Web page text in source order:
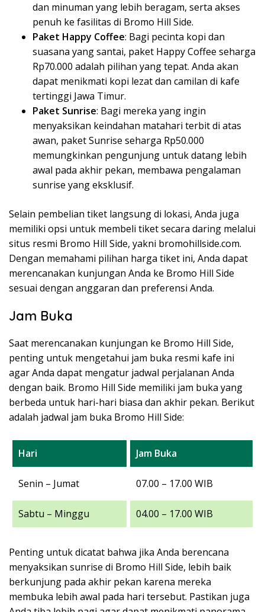
dan minuman yang lebih beragam, serta akses
penuh ke fasilitas di Bromo Hill Side.
Paket Happy Coffee: Bagi pecinta kopi dan
suasana yang santai, paket Happy Coffee seharga
Rp70.000 adalah pilihan yang tepat. Anda akan
dapat menikmati kopi lezat dan camilan di kafe
tertinggi Jawa Timur.
Paket Sunrise: Bagi mereka yang ingin
menyaksikan keindahan matahari terbit di atas
awan, paket Sunrise seharga Rp50.000
memungkinkan pengunjung untuk datang lebih
awal pada akhir pekan, membawa pengalaman
sunrise yang eksklusif.
Selain pembelian tiket langsung di lokasi, Anda juga
memiliki opsi untuk membeli tiket secara daring melalui
situs resmi Bromo Hill Side, yakni bromohillside.com.
Dengan memahami pilihan harga tiket ini, Anda dapat
merencanakan kunjungan Anda ke Bromo Hill Side
sesuai dengan anggaran dan preferensi Anda.
Jam Buka
Saat merencanakan kunjungan ke Bromo Hill Side,
penting untuk mengetahui jam buka resmi kafe ini
agar Anda dapat mengatur jadwal perjalanan Anda
dengan baik. Bromo Hill Side memiliki jam buka yang
berbeda untuk hari-hari biasa dan akhir pekan. Berikut
adalah jadwal jam buka Bromo Hill Side:
Hari Jam Buka
Senin – Jumat 07.00 – 17.00 WIB
Sabtu – Minggu 04.00 – 17.00 WIB
Penting untuk dicatat bahwa jika Anda berencana
menyaksikan sunrise di Bromo Hill Side, lebih baik
berkunjung pada akhir pekan karena mereka
membuka lebih awal pada hari tersebut. Pastikan juga